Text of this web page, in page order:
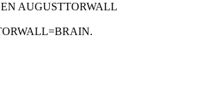
AUGUSTTORWALL